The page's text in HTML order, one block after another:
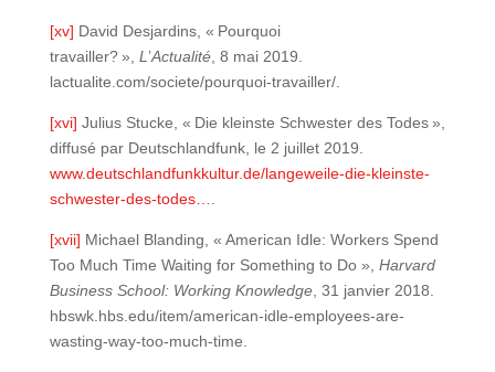
[xv] David Desjardins, « Pourquoi
travailler? », L ’Actualité, 8 mai 2019.
lactualite.com/societe/pourquoi-travailler/.
[xvi] Julius Stucke, « Die kleinste Schwester des Todes »,
diffusé par Deutschlandfunk, le 2 juillet 2019.
www.deutschlandfunkkultur.de/langeweile-die-kleinste-
schwester-des-todes…
[xvii] Michael Blanding, « American Idle: Workers Spend
Too Much Time Waiting for Something to Do », Harvard
Business School: Working Knowledge, 31 janvier 2018.
hbswk.hbs.edu/item/american-idle-employees-are-
wasting-way-too-much-time.